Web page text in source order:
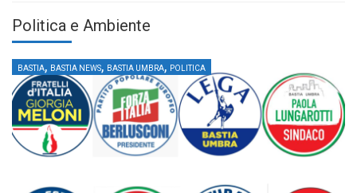
Politica e Ambiente
BASTIA, BASTIA NEWS, BASTIA UMBRA, POLITICA